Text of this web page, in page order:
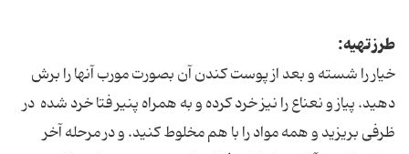
طرز تهیه:
خیار را شسته و بعد از پوست کندن آن بصورت مورب آنها را برش
دهید. پیاز و نعناع را نیز خرد کرده و به همراه پنیر فتا خرد شده در
ظرفی بریزید و همه مواد را با هم مخلوط کنید. و در مرحله آخر